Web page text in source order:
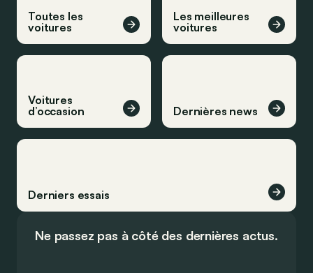
Toutes les
voitures
Les meilleures
voitures
Voitures
d’occasion
Dernières news
Derniers essais
Ne passez pas à côté des dernières actus.